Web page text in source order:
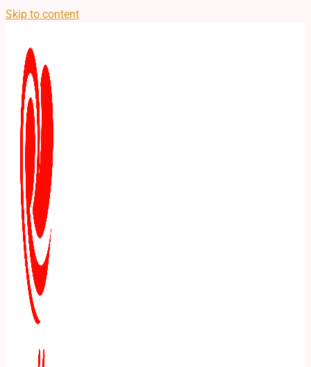
Skip to content